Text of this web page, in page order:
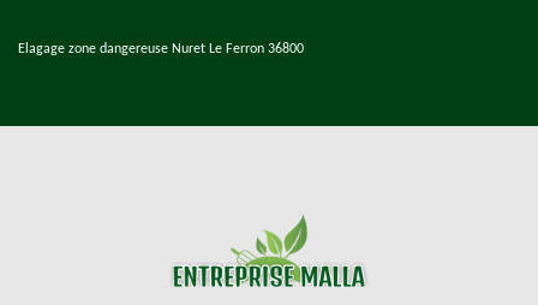
Elagage zone dangereuse Nuret Le Ferron 36800